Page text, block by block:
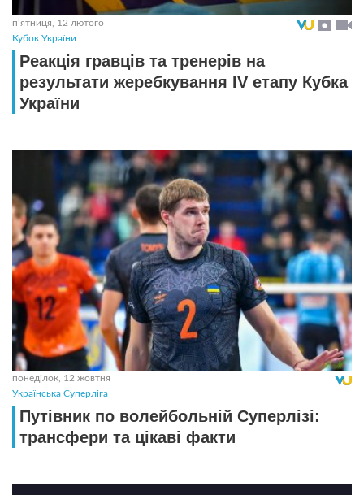
пʼятниця, 12 лютого
Кубок України
Реакція гравців та тренерів на
результати жеребкування IV етапу Кубка
України
понеділок, 12 жовтня
Українська Суперліга
Путівник по волейбольній Суперлізі:
трансфери та цікаві факти